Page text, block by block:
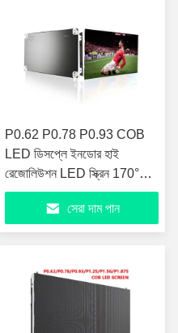
P0.62 P0.78 P0.93 COB
LED ডিসপ্লে ইনডোর হাই
রেজোলিউশন LED স্ক্রিন 170°
দেখার কোণ সহ
সেরা দাম পান